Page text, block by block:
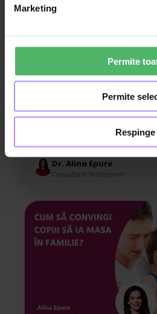
Marketing
Permite
Permite
Respinge
Ce să eviți în
Dr. Alina Epure
Consultant Nutriționist